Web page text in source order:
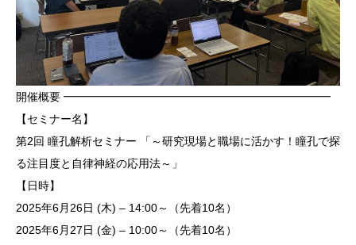
開催概要 ━━━━━━━━━━━━━━━━━━━━━━━━
【セミナー名】
第2回 瞳孔解析セミナー 「～研究現場と職場に活かす！瞳孔で探
る注目度と自律神経の応用法～」
【日時】
2025年6月26日 (木) – 14:00～（先着10名）
2025年6月27日 (金) – 10:00～（先着10名）